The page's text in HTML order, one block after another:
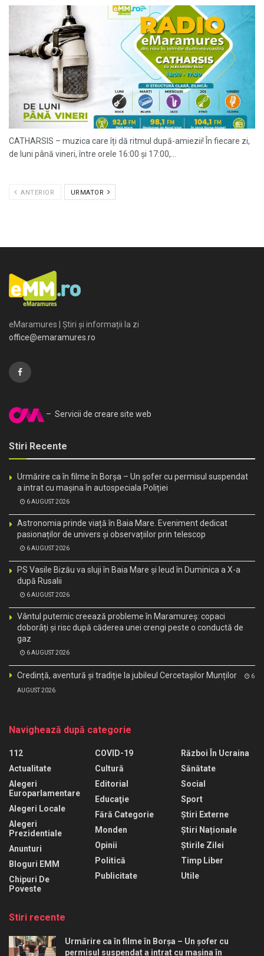
CATHARSIS – muzica care îți dă ritmul după-amiezii! În fiecare zi,
de luni până vineri, între orele 16:00 și 17:00,...
ANTERIOR URMATOR
eMaramures | Știri și informații la zi
office@emaramures.ro
– Servicii de creare site web
Stiri Recente
Urmărire ca în filme în Borșa – Un șofer cu permisul suspendat
a intrat cu mașina în autospeciala Poliției
6 AUGUST 2026
Astronomia prinde viață în Baia Mare. Eveniment dedicat
pasionaților de univers și observațiilor prin telescop
6 AUGUST 2026
PS Vasile Bizău va sluji în Baia Mare și Ieud în Duminica a X-a
după Rusalii
6 AUGUST 2026
Vântul puternic creează probleme în Maramureș: copaci
doborâți și risc după căderea unei crengi peste o conductă de
gaz
6 AUGUST 2026
Credință, aventură și tradiție la jubileul Cercetașilor Munților 6
AUGUST 2026
Navighează după categorie
112
Actualitate
Alegeri
Europarlamentare
Alegeri Locale
Alegeri
Prezidentiale
Anunturi
Bloguri EMM
Chipuri De
Poveste
COVID-19
Cultură
Editorial
Educaţie
Fără Categorie
Monden
Opinii
Politică
Publicitate
Război În Ucraina
Sănătate
Social
Sport
Știri Externe
Știri Naționale
Știrile Zilei
Timp Liber
Utile
Stiri recente
Urmărire ca în filme în Borșa – Un șofer cu
permisul suspendat a intrat cu mașina în